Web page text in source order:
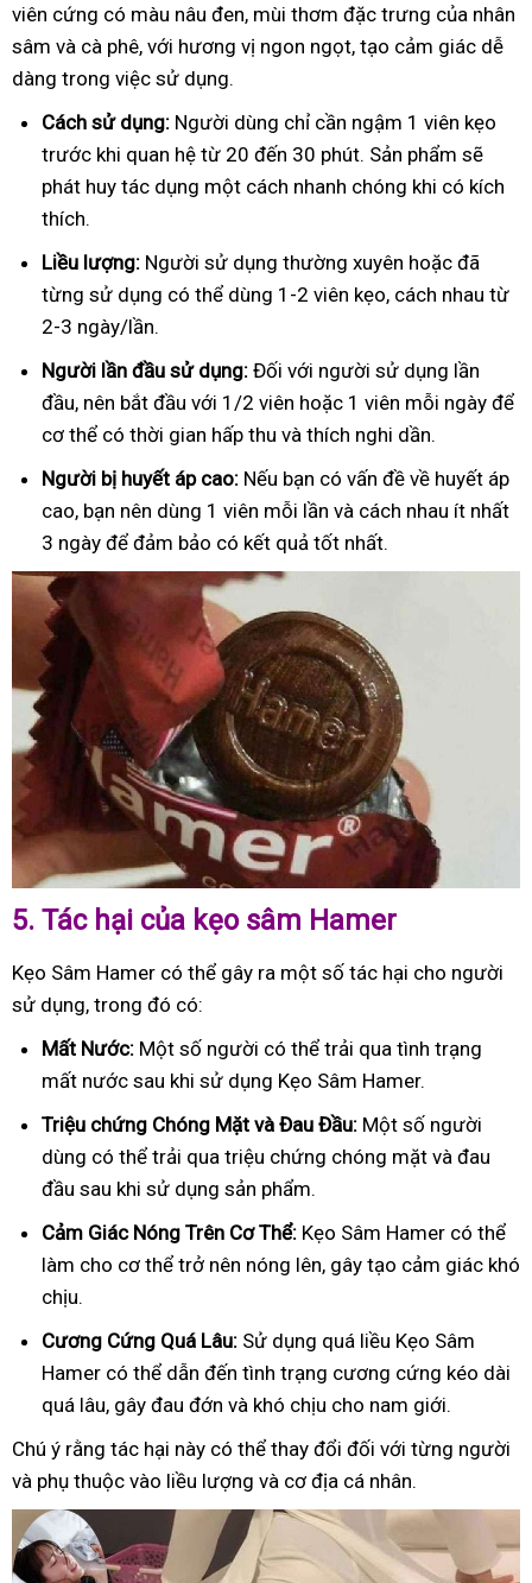
viên cứng có màu nâu đen, mùi thơm đặc trưng của nhân
sâm và cà phê, với hương vị ngon ngọt, tạo cảm giác dễ
dàng trong việc sử dụng.
Cách sử dụng: Người dùng chỉ cần ngậm 1 viên kẹo
trước khi quan hệ từ 20 đến 30 phút. Sản phẩm sẽ
phát huy tác dụng một cách nhanh chóng khi có kích
thích.
Liều lượng: Người sử dụng thường xuyên hoặc đã
từng sử dụng có thể dùng 1-2 viên kẹo, cách nhau từ
2-3 ngày/lần.
Người lần đầu sử dụng: Đối với người sử dụng lần
đầu, nên bắt đầu với 1/2 viên hoặc 1 viên mỗi ngày để
cơ thể có thời gian hấp thu và thích nghi dần.
Người bị huyết áp cao: Nếu bạn có vấn đề về huyết áp
cao, bạn nên dùng 1 viên mỗi lần và cách nhau ít nhất
3 ngày để đảm bảo có kết quả tốt nhất.
5. Tác hại của kẹo sâm Hamer
Kẹo Sâm Hamer có thể gây ra một số tác hại cho người
sử dụng, trong đó có:
Mất Nước: Một số người có thể trải qua tình trạng
mất nước sau khi sử dụng Kẹo Sâm Hamer.
Triệu chứng Chóng Mặt và Đau Đầu: Một số người
dùng có thể trải qua triệu chứng chóng mặt và đau
đầu sau khi sử dụng sản phẩm.
Cảm Giác Nóng Trên Cơ Thể: Kẹo Sâm Hamer có thể
làm cho cơ thể trở nên nóng lên, gây tạo cảm giác khó
chịu.
Cương Cứng Quá Lâu: Sử dụng quá liều Kẹo Sâm
Hamer có thể dẫn đến tình trạng cương cứng kéo dài
quá lâu, gây đau đớn và khó chịu cho nam giới.
Chú ý rằng tác hại này có thể thay đổi đối với từng người
và phụ thuộc vào liều lượng và cơ địa cá nhân.